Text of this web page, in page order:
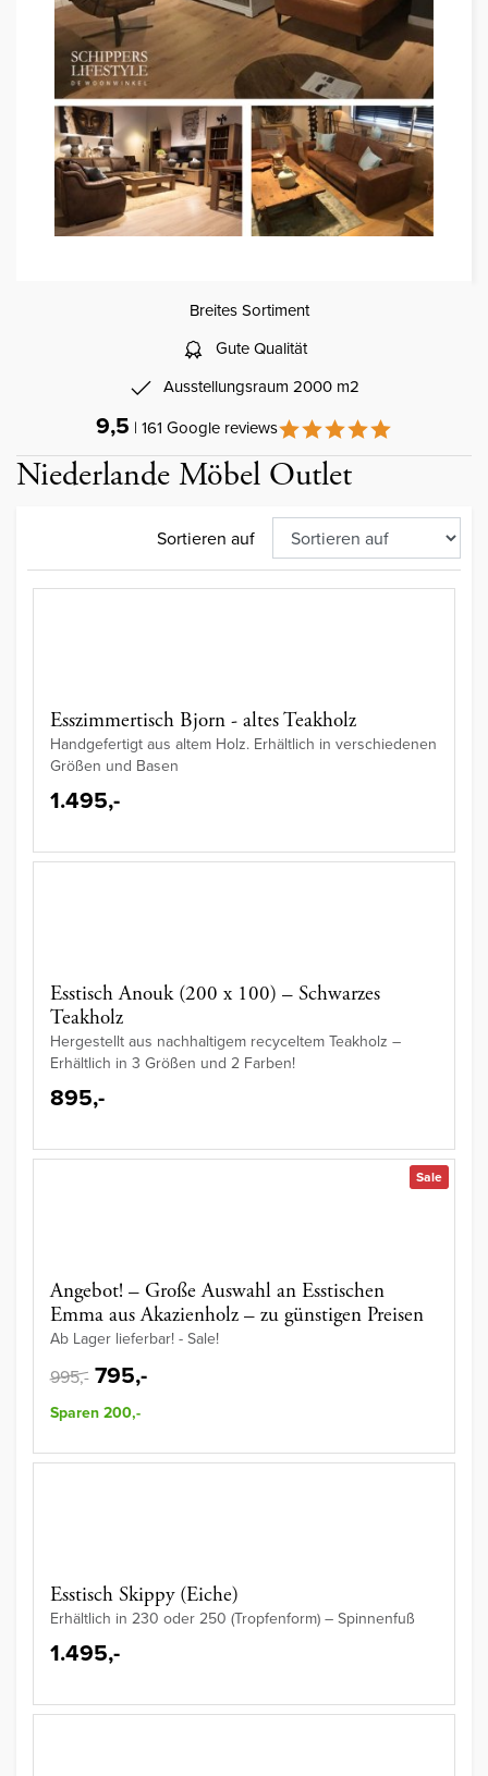
Breites Sortiment
Gute Qualität
Ausstellungsraum 2000 m2
9,5 | 161 Google reviews
Niederlande Möbel Outlet
Sortieren auf
Esszimmertisch Bjorn - altes Teakholz
Handgefertigt aus altem Holz. Erhältlich in verschiedenen
Größen und Basen
1.495,-
Esstisch Anouk (200 x 100) – Schwarzes
Teakholz
Hergestellt aus nachhaltigem recyceltem Teakholz –
Erhältlich in 3 Größen und 2 Farben!
895,-
Sale
Angebot! – Große Auswahl an Esstischen
Emma aus Akazienholz – zu günstigen Preisen
Ab Lager lieferbar! - Sale!
995,- 795,-
Sparen 200,-
Esstisch Skippy (Eiche)
Erhältlich in 230 oder 250 (Tropfenform) – Spinnenfuß
1.495,-